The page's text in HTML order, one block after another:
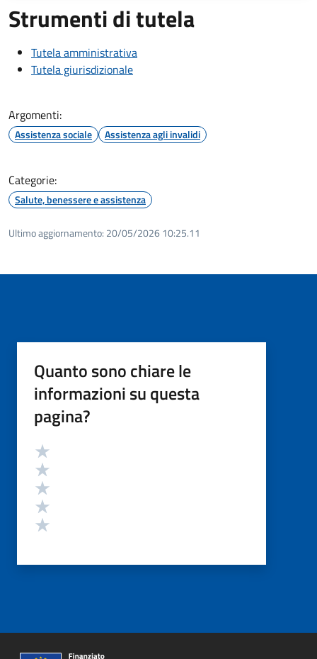
Strumenti di tutela
Tutela amministrativa
Tutela giurisdizionale
Argomenti:
Assistenza sociale Assistenza agli invalidi
Categorie:
Salute, benessere e assistenza
Ultimo aggiornamento: 20/05/2026 10:25.11
Quanto sono chiare le
informazioni su questa
pagina?
Valutazione